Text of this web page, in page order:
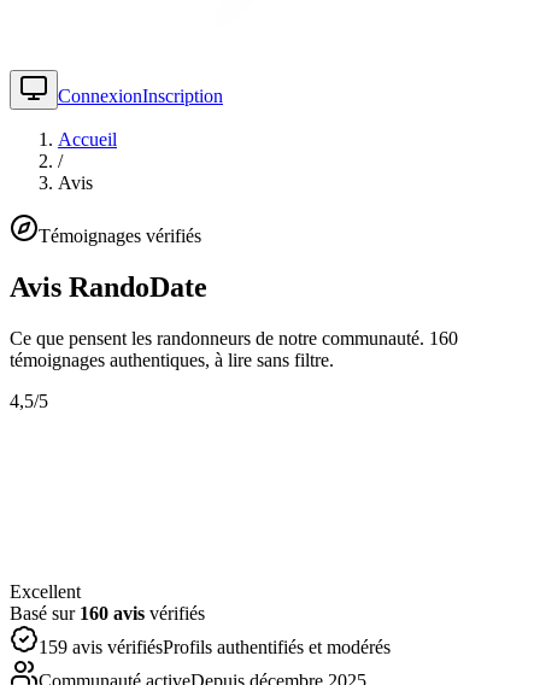
ConnexionInscription
Accueil
/
Avis
Témoignages vérifiés
Avis RandoDate
Ce que pensent les randonneurs de notre communauté. 160
témoignages authentiques, à lire sans filtre.
4,5/5
Excellent
Basé sur 160 avis vérifiés
159 avis vérifiésProfils authentifiés et modérés
Communauté activeDepuis décembre 2025